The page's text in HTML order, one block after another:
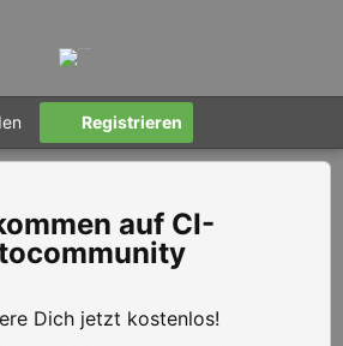
Registrieren
CI-
Dich jetzt kostenlos!